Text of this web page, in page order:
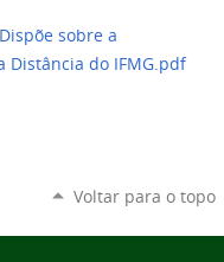
sobre a
Distância do IFMG.pdf
Voltar para o topo